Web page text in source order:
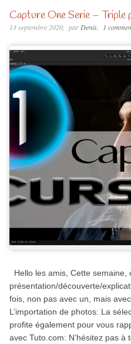
Capture One Serie – Triple
13 septembre 2020 parDenis 1
Hello les amis, Cette semaine,
présentation/découverte/
fois, non pas avec un, mais
L’importation de photos: La
profite également pour vous
avec Tuto.com: N’hésitez pas